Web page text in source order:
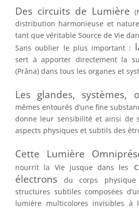
Des circuits de Lumière
distribution harmonieuse et
tant que véritable Source de Vie
Sans oublier le plus important :
sert à apporter directement la
(Prâna) dans tous les organes et
Les glandes, systèmes,
mêmes entourés d’une fine
donne leur sensibilité et ainsi de
aspects physiques et subtils des
Cette Lumière
nourrit la Vie jusque dans les
électrons du corps
structures subtiles composées
lumière multicolores invisibles